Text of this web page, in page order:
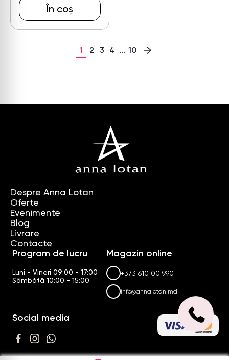
În coș
1 2 3 4 ... 10
Despre Anna Lotan
Oferte
Evenimente
Blog
Livrare
Contacte
Magazin online
+373 610 00 990
info@annalotan.md
Program de lucru
Luni - Vineri 09:00 - 17:00
Sâmbătă 10:00 - 15:00
Social media